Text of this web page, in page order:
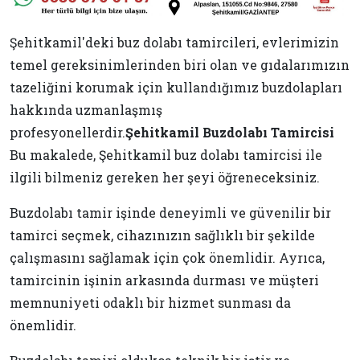
Şehitkamil'deki buz dolabı tamircileri, evlerimizin
temel gereksinimlerinden biri olan ve gıdalarımızın
tazeliğini korumak için kullandığımız buzdolapları
hakkında uzmanlaşmış
profesyonellerdir.Şehitkamil Buzdolabı Tamircisi
Bu makalede, Şehitkamil buz dolabı tamircisi ile
ilgili bilmeniz gereken her şeyi öğreneceksiniz.
Buzdolabı tamir işinde deneyimli ve güvenilir bir
tamirci seçmek, cihazınızın sağlıklı bir şekilde
çalışmasını sağlamak için çok önemlidir. Ayrıca,
tamircinin işinin arkasında durması ve müşteri
memnuniyeti odaklı bir hizmet sunması da
önemlidir.